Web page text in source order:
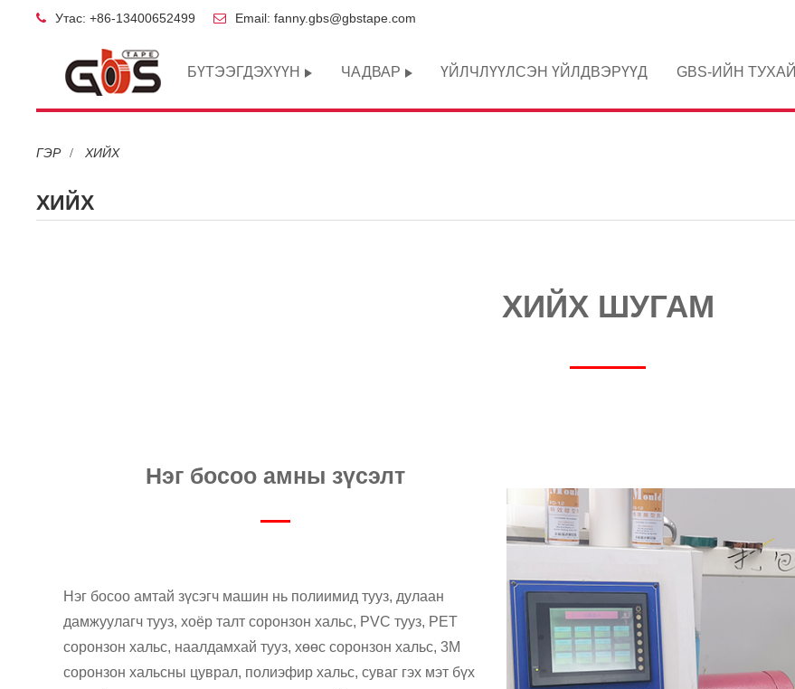
Утас: +86-13400652499 Email: fanny.gbs@gbstape.com
БҮТЭЭГДЭХҮҮН ЧАДВАР ҮЙЛЧЛҮҮЛСЭН ҮЙЛДВЭРҮҮД GBS-ИЙН ТУХАЙ
ГЭР ХИЙХ
ХИЙХ
ХИЙХ ШУГАМ
Нэг босоо амны зүсэлт
Нэг босоо амтай зүсэгч машин нь полиимид тууз, дулаан
дамжуулагч тууз, хоёр талт соронзон хальс, PVC тууз, PET
соронзон хальс, наалдамхай тууз, хөөс соронзон хальс, 3М
соронзон хальсны цуврал, полиэфир хальс, суваг гэх мэт бүх